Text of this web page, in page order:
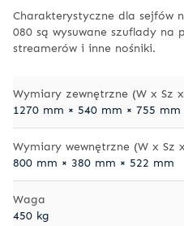
Charakterystyczne dla sejfów
080 są wysuwane szuflady na
streamerów i inne nośniki.
Wymiary zewnętrzne (W x Sz
1270 mm × 540 mm × 755 mm
Wymiary wewnętrzne (W x Sz
800 mm × 380 mm × 522 mm
Waga
450 kg